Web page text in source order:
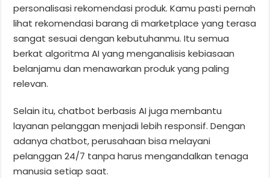
personalisasi rekomendasi produk. Kamu pasti pernah
lihat rekomendasi barang di marketplace yang terasa
sangat sesuai dengan kebutuhanmu. Itu semua
berkat algoritma AI yang menganalisis kebiasaan
belanjamu dan menawarkan produk yang paling
relevan.
Selain itu, chatbot berbasis AI juga membantu
layanan pelanggan menjadi lebih responsif. Dengan
adanya chatbot, perusahaan bisa melayani
pelanggan 24/7 tanpa harus mengandalkan tenaga
manusia setiap saat.